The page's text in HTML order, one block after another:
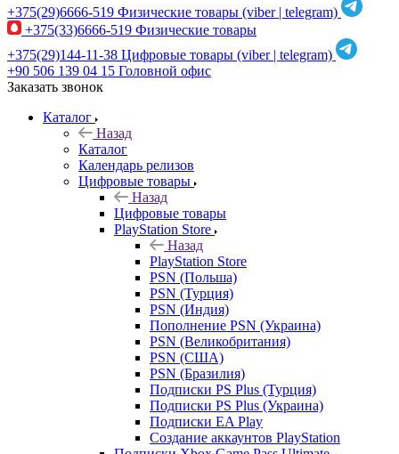
+375(29)6666-519 Физические товары (viber | telegram)
+375(33)6666-519 Физические товары
+375(29)144-11-38 Цифровые товары (viber | telegram)
+90 506 139 04 15 Головной офис
Заказать звонок
Каталог
Назад
Каталог
Календарь релизов
Цифровые товары
Назад
Цифровые товары
PlayStation Store
Назад
PlayStation Store
PSN (Польша)
PSN (Турция)
PSN (Индия)
Пополнение PSN (Украина)
PSN (Великобритания)
PSN (США)
PSN (Бразилия)
Подписки PS Plus (Турция)
Подписки PS Plus (Украина)
Подписки EA Play
Создание аккаунтов PlayStation